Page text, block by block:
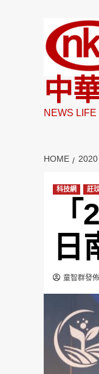
中
NEWS LIFE
HOME 2020
科技網 莊
日
童智群發佈